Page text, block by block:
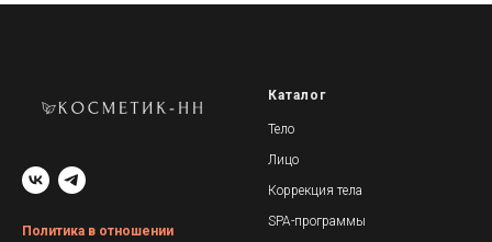
Политика в отношении
Каталог
Тело
Лицо
Коррекция тела
SPA-программы